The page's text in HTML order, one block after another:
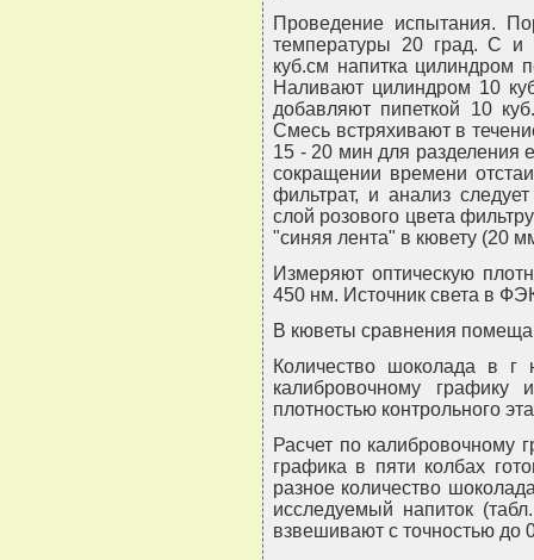
Проведение испытания.
температуры 20 град. C и
куб.см напитка цилиндром
Наливают цилиндром 10
добавляют пипеткой 10
Смесь встряхивают в
15 - 20 мин для разделения
сокращении времени
фильтрат, и анализ
слой розового цвета
"синяя лента" в кювету (20
Измеряют оптическую
450 нм. Источник света в
В кюветы сравнения
Количество шоколада в г
калибровочному графику
плотностью контрольного
Расчет по калибровочному
графика в пяти колбах
разное количество
исследуемый напиток
взвешивают с точностью до